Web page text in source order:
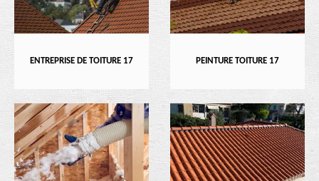
ENTREPRISE DE TOITURE 17 PEINTURE TOITURE 17